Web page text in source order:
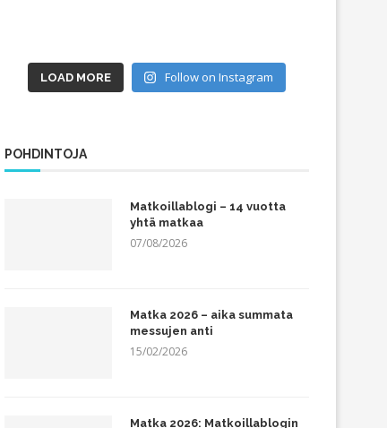
LOAD MORE Follow on Instagram
POHDINTOJA
Matkoillablogi – 14 vuotta
yhtä matkaa
07/08/2026
Matka 2026 – aika summata
messujen anti
15/02/2026
Matka 2026: Matkoillablogin